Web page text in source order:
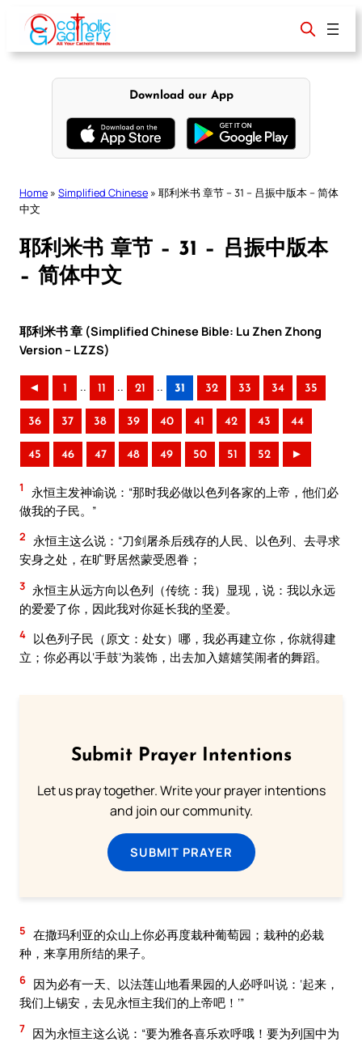
content
Download our App
Home » Simplified Chinese » 耶利米书 章节 – 31 – 吕振中版本 – 简体
中文
耶利米书 章节 – 31 – 吕振中版本
– 简体中文
耶利米书 章 (Simplified Chinese Bible: Lu Zhen Zhong
Version – LZZS)
◄ 1 .. 11 .. 21 .. 31 32 33 34 35
36 37 38 39 40 41 42 43 44
45 46 47 48 49 50 51 52 ►
1
永恒主发神谕说：“那时我必做以色列各家的上帝，他们必
做我的子民。”
2
永恒主这么说：“刀剑屠杀后残存的人民、以色列、去寻求
安身之处，在旷野居然蒙受恩眷；
3 永恒主从远方向以色列（传统：我）显现，说：我以永远
的爱爱了你，因此我对你延长我的坚爱。
4 以色列子民（原文：处女）哪，我必再建立你，你就得建
立；你必再以‘手鼓’为装饰，出去加入嬉嬉笑闹者的舞蹈。
Submit Prayer Intentions
Let us pray together. Write your prayer intentions
and join our community.
SUBMIT PRAYER
5 在撒玛利亚的众山上你必再度栽种葡萄园；栽种的必栽
种，来享用所结的果子。
6 因为必有一天、以法莲山地看果园的人必呼叫说：‘起来，
我们上锡安，去见永恒主我们的上帝吧！’”
7 因为永恒主这么说：“要为雅各喜乐欢呼哦！要为列国中为